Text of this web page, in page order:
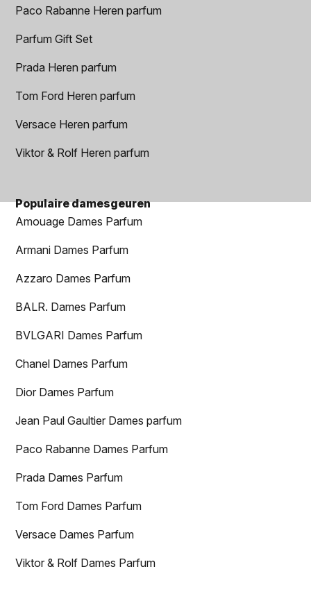
Paco Rabanne Heren parfum
Parfum Gift Set
Prada Heren parfum
Tom Ford Heren parfum
Versace Heren parfum
Viktor & Rolf Heren parfum
Populaire damesgeuren
Amouage Dames Parfum
Armani Dames Parfum
Azzaro Dames Parfum
BALR. Dames Parfum
BVLGARI Dames Parfum
Chanel Dames Parfum
Dior Dames Parfum
Jean Paul Gaultier Dames parfum
Paco Rabanne Dames Parfum
Prada Dames Parfum
Tom Ford Dames Parfum
Versace Dames Parfum
Viktor & Rolf Dames Parfum